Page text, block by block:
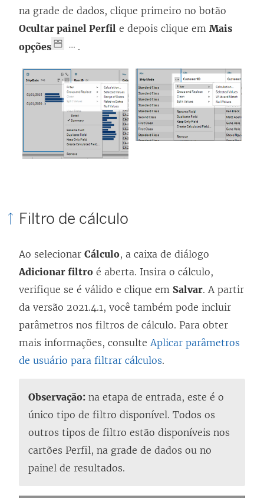
na grade de dados, clique primeiro no botão
Ocultar painel Perfil e depois clique em Mais
opções
.
Filtro de cálculo
Ao selecionar Cálculo, a caixa de diálogo
Adicionar filtro é aberta. Insira o cálculo,
verifique se é válido e clique em Salvar. A partir
da versão 2021.4.1, você também pode incluir
parâmetros nos filtros de cálculo. Para obter
mais informações, consulteAplicar parâmetros
de usuário para filtrar cálculos.
Observação: na etapa de entrada, este é o
único tipo de filtro disponível. Todos os
outros tipos de filtro estão disponíveis nos
cartões Perfil, na grade de dados ou no
painel de resultados.